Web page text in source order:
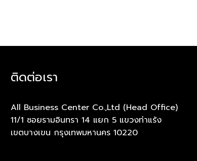
ติดต่อเรา
All Business Center Co.,Ltd (Head Office)
11/1 ซอยรามอินทรา 14 แยก 5 แขวงท่าแร้ง
เขตบางเขน กรุงเทพมหานคร 10220